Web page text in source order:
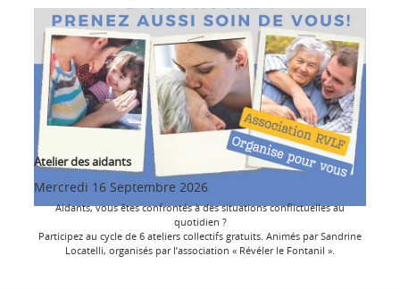
Atelier des aidants
Mercredi 16 Septembre 2026
Aidants, vous êtes confrontés à des situations conflictuelles au
quotidien ?
Participez au cycle de 6 ateliers collectifs gratuits. Animés par Sandrine
Locatelli, organisés par l’association « Révéler le Fontanil ».